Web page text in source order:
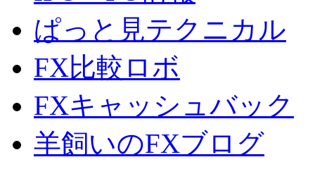
ぱっと見テクニカル
FX比較ロボ
FXキャッシュバック
羊飼いのFXブログ